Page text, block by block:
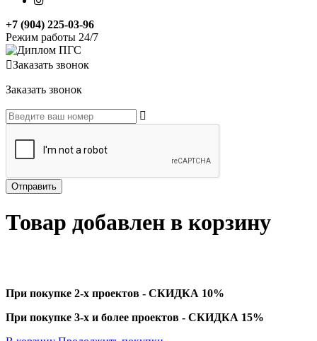
+7 (904) 225-03-96
Режим работы 24/7
Заказать звонок
Заказать звонок
Товар добавлен в корзину
При покупке 2-х проектов - СКИДКА 10%
При покупке 3-х и более проектов - СКИДКА 15%